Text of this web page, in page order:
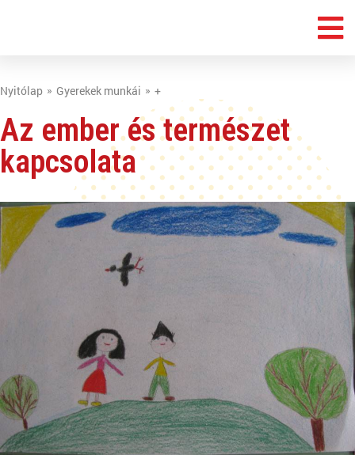
Nyitólap Gyerekek munkái +
Az ember és természet
kapcsolata